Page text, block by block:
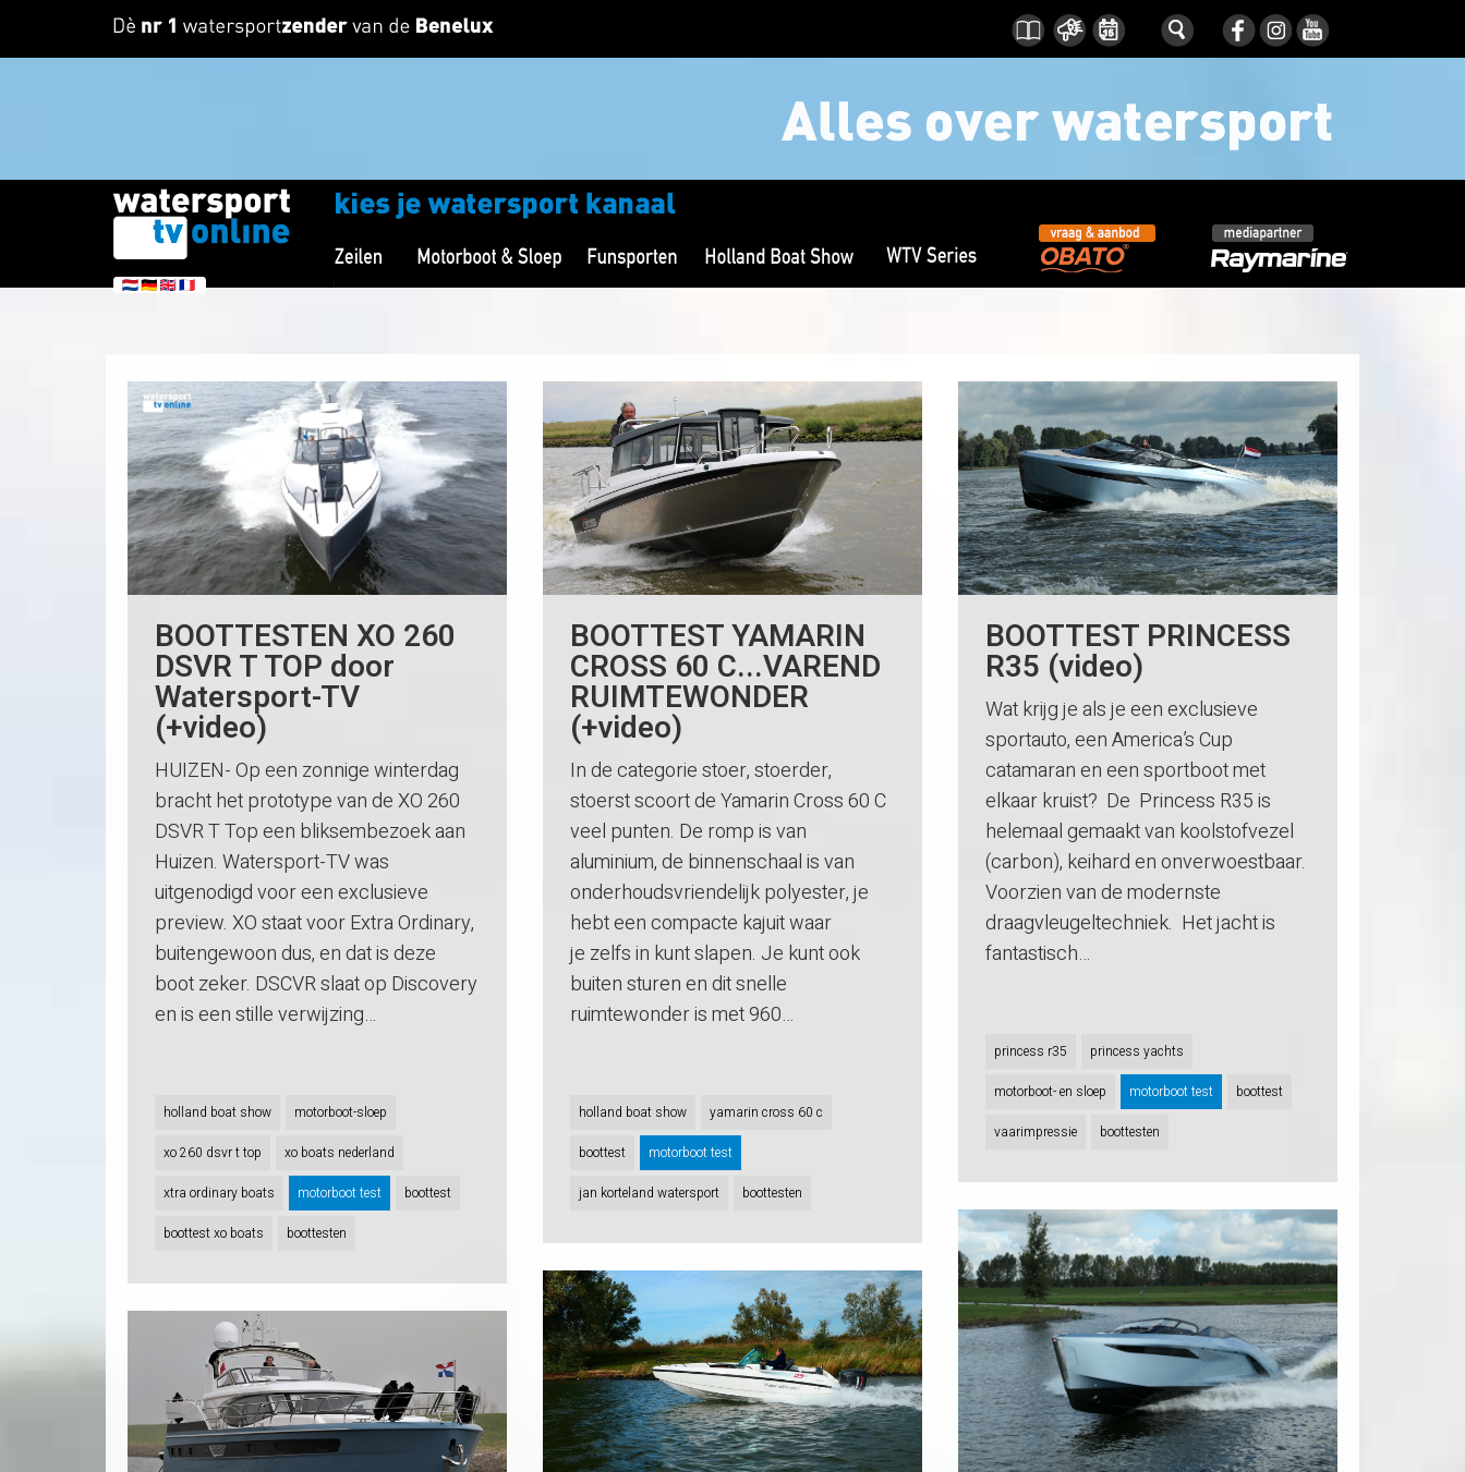
BOOTTESTEN XO 260
DSVR T TOP door
Watersport-TV
(+video)
HUIZEN- Op een zonnige winterdag
bracht het prototype van de XO 260
DSVR T Top een bliksembezoek aan
Huizen. Watersport-TV was
uitgenodigd voor een exclusieve
preview. XO staat voor Extra Ordinary,
buitengewoon dus, en dat is deze
boot zeker. DSCVR slaat op Discovery
en is een stille verwijzing…
holland boat show motorboot-sloep
xo 260 dsvr t top xo boats nederland
xtra ordinary boats motorboot test boottest
boottest xo boats boottesten
BOOTTEST YAMARIN
CROSS 60 C...VAREND
RUIMTEWONDER
(+video)
In de categorie stoer, stoerder,
stoerst scoort de Yamarin Cross 60 C
veel punten. De romp is van
aluminium, de binnenschaal is van
onderhoudsvriendelijk polyester, je
hebt een compacte kajuit waar
je zelfs in kunt slapen. Je kunt ook
buiten sturen en dit snelle
ruimtewonder is met 960…
holland boat show yamarin cross 60 c
boottest motorboot test
jan korteland watersport boottesten
BOOTTEST PRINCESS
R35 (video)
Wat krijg je als je een exclusieve
sportauto, een America’s Cup
catamaran en een sportboot met
elkaar kruist? De Princess R35 is
helemaal gemaakt van koolstofvezel
(carbon), keihard en onverwoestbaar.
Voorzien van de modernste
draagvleugeltechniek. Het jacht is
fantastisch…
princess r35 princess yachts
motorboot- en sloep motorboot test boottest
vaarimpressie boottesten